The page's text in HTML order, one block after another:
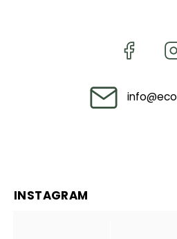
info@
INSTAGRAM